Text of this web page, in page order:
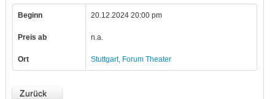
Beginn 20.12.2024 20:00 pm
Preis ab n.a.
Ort Stuttgart, Forum Theater
Zurück